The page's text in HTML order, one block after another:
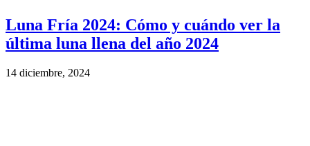
Luna Fría 2024: Cómo y cuándo ver la
última luna llena del año 2024
14 diciembre, 2024